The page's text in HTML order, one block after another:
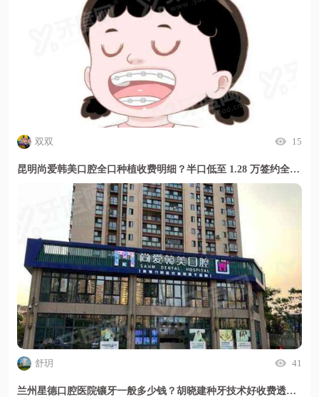
双双 15
昆明尚爱韩美口腔全口种植收费明细？半口低至 1.28 万签约全包无隐形消费
舒玥 41
兰州星德口腔医院镶牙一般多少钱？胡晓建种牙技术好收费透明无隐形消费